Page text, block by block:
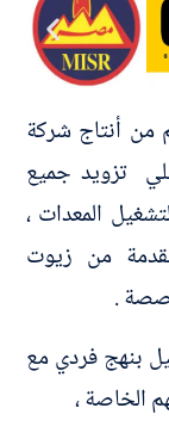
أنتاج شركة
تزويد جميع
المعدات ،
من زيوت
.
بنهج فردي مع
الخاصة ،